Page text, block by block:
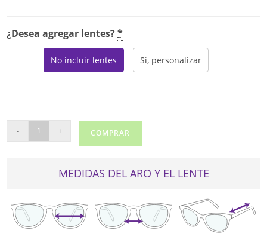
¿Desea agregar lentes?*
No incluir lentes Si, personalizar
LAUREN
- + COMPRAR
MEDIDAS DEL ARO Y EL LENTE